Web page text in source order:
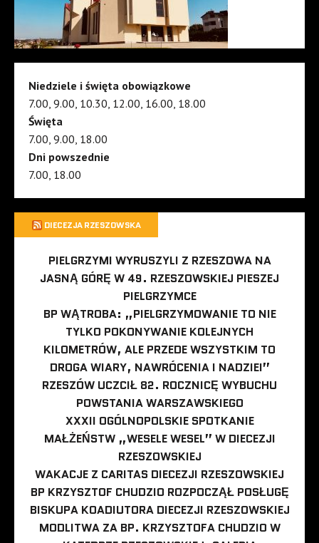
Niedziele i święta obowiązkowe
7.00, 9.00, 10.30, 12.00, 16.00, 18.00
Święta
7.00, 9.00, 18.00
Dni powszednie
7.00, 18.00
DIECEZJA RZESZOWSKA
PIELGRZYMI WYRUSZYLI Z RZESZOWA NA
JASNĄ GÓRĘ W 49. RZESZOWSKIEJ PIESZEJ
PIELGRZYMCE
BP WĄTROBA: „PIELGRZYMOWANIE TO NIE
TYLKO POKONYWANIE KOLEJNYCH
KILOMETRÓW, ALE PRZEDE WSZYSTKIM TO
DROGA WIARY, NAWRÓCENIA I NADZIEI”
RZESZÓW UCZCIŁ 82. ROCZNICĘ WYBUCHU
POWSTANIA WARSZAWSKIEGO
XXXII OGÓLNOPOLSKIE SPOTKANIE
MAŁŻEŃSTW „WESELE WESEL” W DIECEZJI
RZESZOWSKIEJ
WAKACJE Z CARITAS DIECEZJI RZESZOWSKIEJ
BP KRZYSZTOF CHUDZIO ROZPOCZĄŁ POSŁUGĘ
BISKUPA KOADIUTORA DIECEZJI RZESZOWSKIEJ
MODLITWA ZA BP. KRZYSZTOFA CHUDZIO W